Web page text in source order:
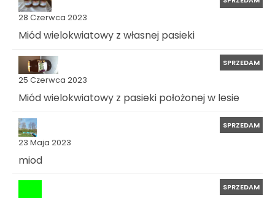
28 Czerwca 2023
Miód wielokwiatowy z własnej pasieki
25 Czerwca 2023
SPRZEDAM
Miód wielokwiatowy z pasieki położonej w lesie
23 Maja 2023
SPRZEDAM
miod
SPRZEDAM